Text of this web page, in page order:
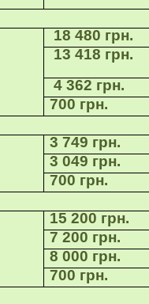
18 480 грн.
13 418 грн.
4 362 грн.
700 грн.
3 749 грн.
3 049 грн.
700 грн.
15 200 грн.
7 200 грн.
8 000 грн.
700 грн.